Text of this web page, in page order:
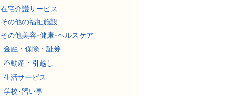
在宅介護サービス
その他の福祉施設
その他美容･健康･ヘルスケア
金融・保険・証券
不動産・引越し
生活サービス
学校･習い事